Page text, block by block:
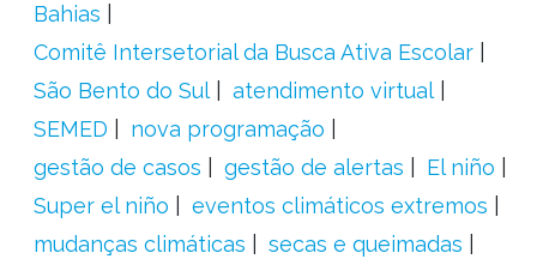
Bahias
Comitê Intersetorial da Busca Ativa Escolar
São Bento do Sul
atendimento virtual
SEMED
nova programação
gestão de casos
gestão de alertas
El niño
Super el niño
eventos climáticos extremos
mudanças climáticas
secas e queimadas